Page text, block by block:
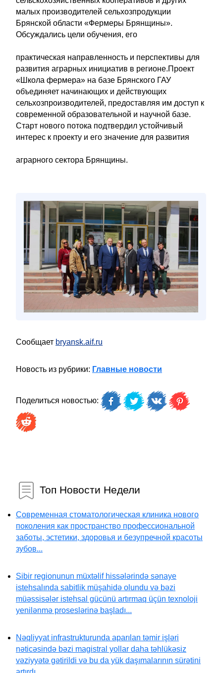
малых производителей сельхозпродукции
Брянской области «Фермеры Брянщины».
Обсуждались цели обучения, его
практическая направленность и перспективы для
развития аграрных инициатив в регионе.Проект
«Школа фермера» на базе Брянского ГАУ
объединяет начинающих и действующих
сельхозпроизводителей, предоставляя им доступ к
современной образовательной и научной базе.
Старт нового потока подтвердил устойчивый
интерес к проекту и его значение для развития
аграрного сектора Брянщины.
Сообщает bryansk.aif.ru
Новость из рубрики: Главные новости
Поделиться новостью:
Топ Новости Недели
Современная стоматологическая клиника нового
поколения как пространство профессиональной
заботы, эстетики, здоровья и безупречной красоты
зубов...
Sibir regionunun müxtəlif hissələrində sənaye
istehsalında sabitlik müşahidə olundu və bəzi
müəssisələr istehsal gücünü artırmaq üçün texnoloji
yenilənmə proseslərinə başladı...
Nəqliyyat infrastrukturunda aparılan təmir işləri
nəticəsində bəzi magistral yollar daha təhlükəsiz
vəziyyətə gətirildi və bu da yük daşımalarının sürətini